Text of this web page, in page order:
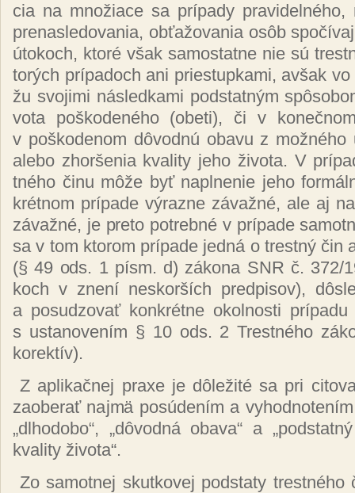
cia na mno­žia­ce sa prí­pa­dy pra­vi­del­né­ho,
pre­nas­le­do­va­nia, ob­ťa­žo­va­nia osôb
úto­koch, kto­ré však sa­mos­tat­ne nie sú
to­rých prí­pa­doch ani pries­tup­ka­mi, av­šak
žu svo­ji­mi nás­led­ka­mi pod­stat­ným
vo­ta poš­ko­de­né­ho (obe­ti), či v
v poš­ko­de­nom dô­vod­nú oba­vu z
ale­bo zhor­še­nia kva­li­ty je­ho ži­vo­ta. V
tné­ho či­nu mô­že byť napl­ne­nie je­ho
krét­nom prí­pa­de vý­raz­ne zá­važ­né, ale aj
zá­važ­né, je pre­to pot­reb­né v prí­pa­de
sa v tom kto­rom prí­pa­de jed­ná o trest­ný čin
(§ 49 ods. 1 písm. d) zá­ko­na SNR č. 372/
koch v zne­ní nes­kor­ších pred­pi­sov),
a po­su­dzo­vať kon­krét­ne okol­nos­ti
s us­ta­no­ve­ním § 10 ods. 2 Tres­tné­ho
ko­rek­tív).
Z ap­li­kač­nej praxe je dô­le­ži­té sa pri
za­obe­rať naj­mä po­sú­de­ním a
„dl­ho­do­bo“, „dô­vod­ná oba­va“ a
kva­li­ty ži­vo­ta“.
Zo sa­mot­nej skut­ko­vej pod­sta­ty tres­tné­ho